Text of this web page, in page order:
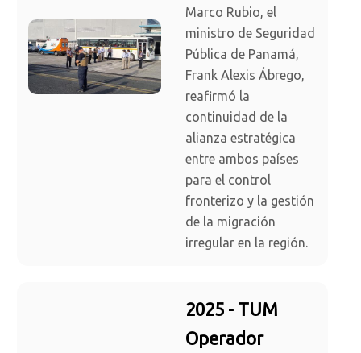
Marco Rubio, el
ministro de Seguridad
Pública de Panamá,
Frank Alexis Ábrego,
reafirmó la
continuidad de la
alianza estratégica
entre ambos países
para el control
fronterizo y la gestión
de la migración
irregular en la región.
2025 - TUM
Operador